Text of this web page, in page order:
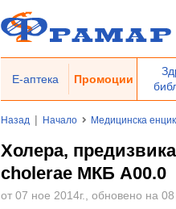
Е-аптека Промоции
Назад | Начало Медицинска
Холера,
cholerae МКБ A00.0
от 07 ное 2014г., обновено на 08